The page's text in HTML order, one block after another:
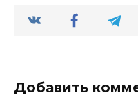
Добавить